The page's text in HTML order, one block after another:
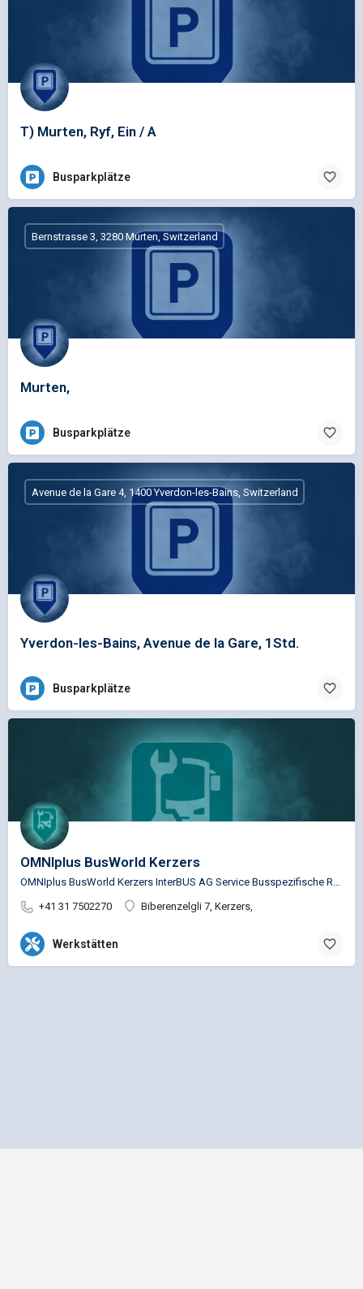
T) Murten, Ryf, Ein / A
Busparkplätze
Murten,
Bernstrasse 3, 3280 Murten, Switzerland
Busparkplätze
Yverdon-les-Bains, Avenue de la Gare, 1Std.
Avenue de la Gare 4, 1400 Yverdon-les-Bains, Switzerland
Busparkplätze
OMNIplus BusWorld Kerzers
OMNIplus BusWorld Kerzers InterBUS AG Service Busspezifische Reparaturen für die Marken…
+41 31 7502270
Biberenzelgli 7, Kerzers,
Werkstätten